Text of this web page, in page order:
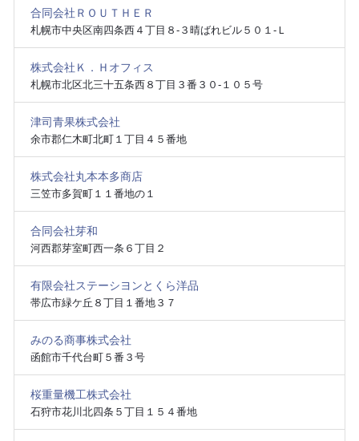
合同会社ＲＯＵＴＨＥＲ
札幌市中央区南四条西４丁目８‐３晴ばれビル５０１‐Ｌ
株式会社Ｋ．Ｈオフィス
札幌市北区北三十五条西８丁目３番３０‐１０５号
津司青果株式会社
余市郡仁木町北町１丁目４５番地
株式会社丸本本多商店
三笠市多賀町１１番地の１
合同会社芽和
河西郡芽室町西一条６丁目２
有限会社ステーシヨンとくら洋品
帯広市緑ケ丘８丁目１番地３７
みのる商事株式会社
函館市千代台町５番３号
桜重量機工株式会社
石狩市花川北四条５丁目１５４番地